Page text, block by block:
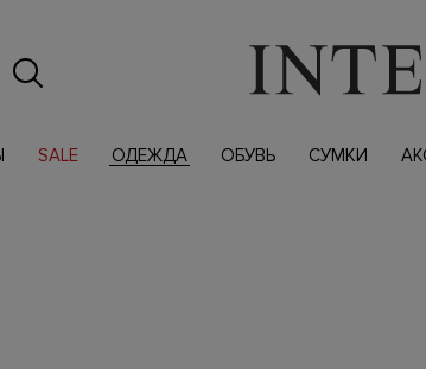
SALE ОДЕЖДА ОБУВЬ СУМКИ